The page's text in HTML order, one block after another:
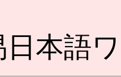
本語